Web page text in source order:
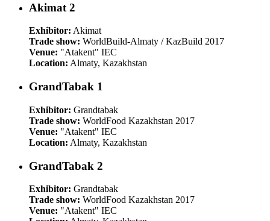
Akimat 2
Exhibitor: Akimat
Trade show: WorldBuild-Almaty / KazBuild 2017
Venue: "Atakent" IEC
Location: Almaty, Kazakhstan
GrandTabak 1
Exhibitor: Grandtabak
Trade show: WorldFood Kazakhstan 2017
Venue: "Atakent" IEC
Location: Almaty, Kazakhstan
GrandTabak 2
Exhibitor: Grandtabak
Trade show: WorldFood Kazakhstan 2017
Venue: "Atakent" IEC